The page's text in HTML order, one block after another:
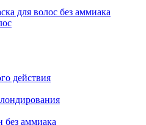
для волос без аммиака
действия
без аммиака